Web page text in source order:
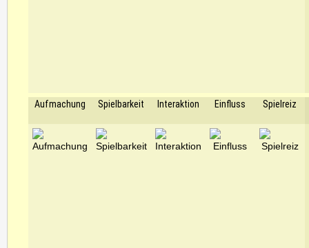
Aufmachung Spielbarkeit Interaktion Einfluss Spielreiz